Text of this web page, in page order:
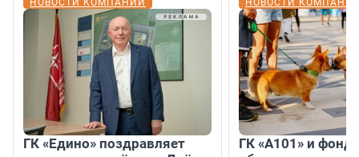
НОВОСТИ КОМПАНИЙ
ГК «Едино» поздравляет
НОВОСТИ
ГК «А101» и фонд